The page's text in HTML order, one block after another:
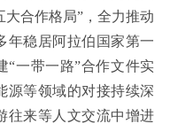
大合作格局”，全力推动
年稳居阿拉伯国家第一
“一带一路”合作文件实
源等领域的对接持续深
往来等人文交流中增进